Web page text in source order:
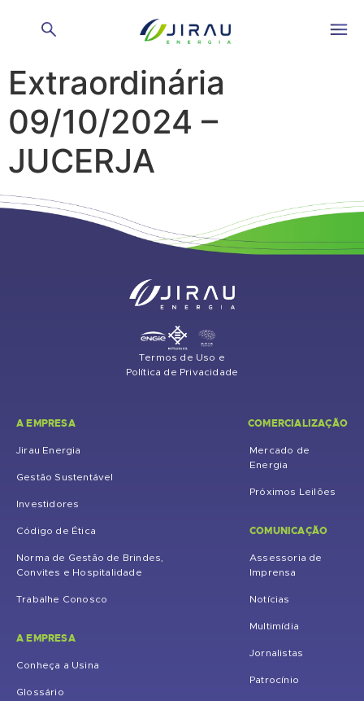
Assembleia Geral
Extraordinária
09/10/2024 –
JUCERJA
Termos de Uso e
Política de Privacidade
A EMPRESA
Jirau Energia
Gestão Sustentável
Investidores
Código de Ética
Norma de Gestão de Brindes,
Convites e Hospitalidade
Trabalhe Conosco
A EMPRESA
Conheça a Usina
Glossário
COMERCIALIZAÇÃO
Mercado de
Energia
Próximos Leilões
COMUNICAÇÃO
Assessoria de
Imprensa
Notícias
Multimídia
Jornalistas
Patrocínio